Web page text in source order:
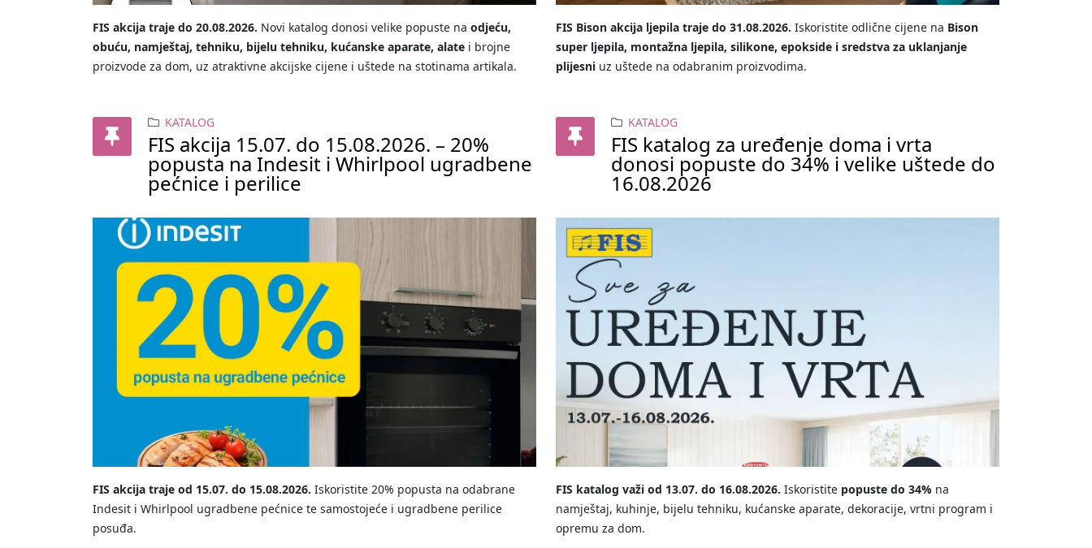
FIS akcija traje do 20.08.2026. Novi katalog donosi velike popuste na odjeću,
obuću, namještaj, tehniku, bijelu tehniku, kućanske aparate, alate i brojne
proizvode za dom, uz atraktivne akcijske cijene i uštede na stotinama artikala.
FIS Bison akcija ljepila traje do 31.08.2026. Iskoristite odlične cijene na Bison
super ljepila, montažna ljepila, silikone, epokside i sredstva za uklanjanje
plijesni uz uštede na odabranim proizvodima.
KATALOG
FIS akcija 15.07. do 15.08.2026. – 20%
popusta na Indesit i Whirlpool ugradbene
pećnice i perilice
FIS akcija traje od 15.07. do 15.08.2026. Iskoristite 20% popusta na odabrane
Indesit i Whirlpool ugradbene pećnice te samostojeće i ugradbene perilice
posuđa.
KATALOG
FIS katalog za uređenje doma i vrta
donosi popuste do 34% i velike uštede do
16.08.2026
FIS katalog važi od 13.07. do 16.08.2026. Iskoristite popuste do 34% na
namještaj, kuhinje, bijelu tehniku, kućanske aparate, dekoracije, vrtni program i
opremu za dom.